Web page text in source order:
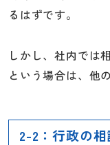
るはずです。
しかし、社内では
という場合は、他
2-2：行政の相